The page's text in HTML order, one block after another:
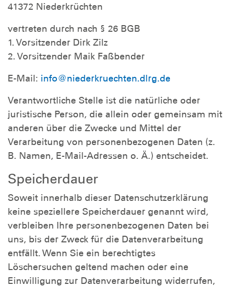
41372 Niederkrüchten
vertreten durch nach § 26 BGB
1. Vorsitzender Dirk Zilz
2. Vorsitzender Maik Faßbender
E-Mail: info@niederkruechten.dlrg.de
Verantwortliche Stelle ist die natürliche oder
juristische Person, die allein oder gemeinsam mit
anderen über die Zwecke und Mittel der
Verarbeitung von personenbezogenen Daten (z.
B. Namen, E-Mail-Adressen o. Ä.) entscheidet.
Speicherdauer
Soweit innerhalb dieser Datenschutzerklärung
keine speziellere Speicherdauer genannt wird,
verbleiben Ihre personenbezogenen Daten bei
uns, bis der Zweck für die Datenverarbeitung
entfällt. Wenn Sie ein berechtigtes
Löschersuchen geltend machen oder eine
Einwilligung zur Datenverarbeitung widerrufen,